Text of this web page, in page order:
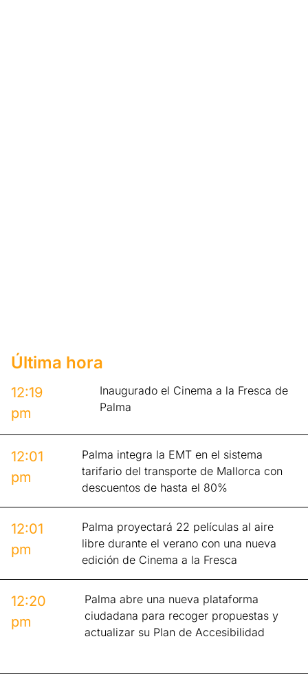
Última hora
12:19
pm
Inaugurado el Cinema a la Fresca de
Palma
12:01
pm
Palma integra la EMT en el sistema
tarifario del transporte de Mallorca con
descuentos de hasta el 80%
12:01
pm
Palma proyectará 22 películas al aire
libre durante el verano con una nueva
edición de Cinema a la Fresca
12:20
pm
Palma abre una nueva plataforma
ciudadana para recoger propuestas y
actualizar su Plan de Accesibilidad